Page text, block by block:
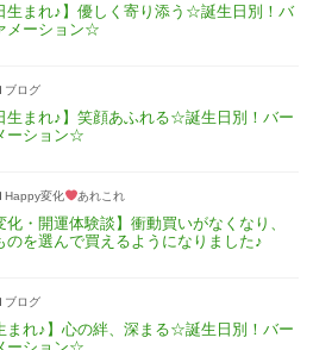
生まれ♪】優しく寄り添う☆誕生日別！バ
メーション☆
ブログ
生まれ♪】笑顔あふれる☆誕生日別！バー
ーション☆
Happy変化 あれこれ
化・開運体験談】衝動買いがなくなり、
のを選んで買えるようになりました♪
ブログ
まれ♪】心の絆、深まる☆誕生日別！バー